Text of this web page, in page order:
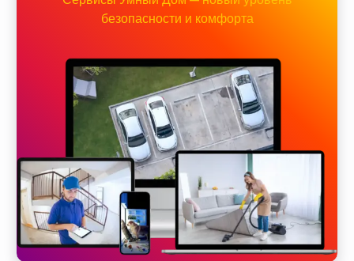
безопасности и комфорта